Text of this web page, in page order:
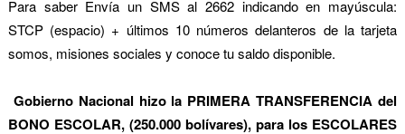
Para saber Envía un SMS al 2662 indicando en mayúscula:
STCP (espacio) + últimos 10 números delanteros de la tarjeta
somos, misiones sociales y conoce tu saldo disponible.
Gobierno Nacional hizo la PRIMERA TRANSFERENCIA del
BONO ESCOLAR, (250.000 bolívares), para los ESCOLARES